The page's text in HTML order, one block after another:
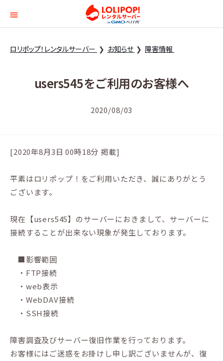
ロリポップ！レンタル
ロリポップ！レンタルサーバー お知らせ 障害情報
users545をご利用のお客様へ
2020/08/03
[2020年8月3日 00時18分 掲載]
平素はロリポップ！をご利用いただき、誠にありがとう
ございます。
現在【users545】のサーバーにおきまして、サーバーに
接続することが出来ない現象が発生しております。
■影響範囲
・FTP接続
・web表示
・WebDAV接続
・SSH接続
障害調査及びサーバー復旧作業を行っております。
お客様にはご迷惑をお掛けし申し訳ございませんが、復